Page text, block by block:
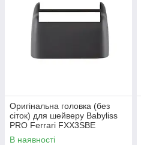
Оригінальна головка (без
сіток) для шейверу Babyliss
PRO Ferrari FXX3SBE
(FXX3RFBE-02)
В наявності